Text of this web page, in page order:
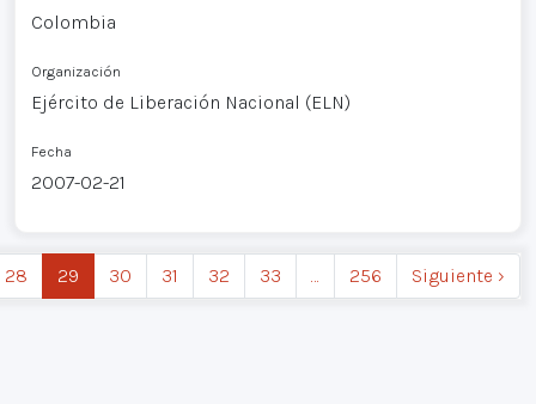
Colombia
Organización
Ejército de Liberación Nacional (ELN)
Fecha
2007-02-21
28 29 30 31 32 33 … 256 Siguiente ›